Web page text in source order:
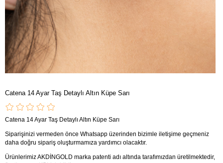
Catena 14 Ayar Taş Detaylı Altın Küpe Sarı
Catena 14 Ayar Taş Detaylı Altın Küpe Sarı
Siparişinizi vermeden önce Whatsapp üzerinden bizimle iletişime geçmeniz
daha doğru sipariş oluşturmamıza yardımcı olacaktır.
Ürünlerimiz AKDİNGOLD marka patenti adı altında tarafımızdan üretilmektedir,